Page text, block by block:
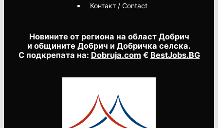
Новините от региона на област Добрич
и общините Добрич и Добричка селска.
С подкрепата на: Dobruja.com € BestJobs.BG
Контакт / Contact